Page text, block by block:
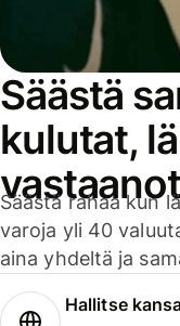
Säästä
kulutat,
Säästä rahaa kun
varoja yli 40
aina yhdeltä ja
Hallitse